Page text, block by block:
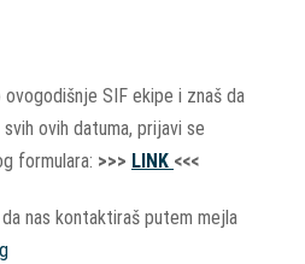
SIF ekipe i znaš da
ovih datuma, prijavi se
formulara: >>> LINK <<<
nas kontaktiraš putem mejla